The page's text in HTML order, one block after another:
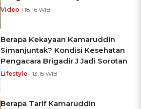
Video | 18:16 WIB
Berapa Kekayaan Kamaruddin
Simanjuntak? Kondisi Kesehatan
Pengacara Brigadir J Jadi Sorotan
Lifestyle | 13:15 WIB
Berapa Tarif Kamaruddin